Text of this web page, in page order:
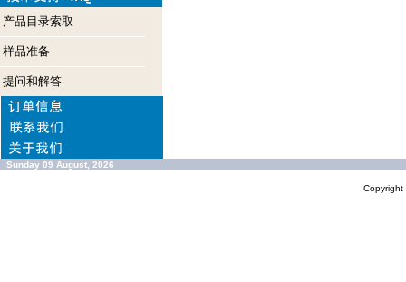
产品目录索取
样品准备
提问和解答
Sunday 09 August, 2026